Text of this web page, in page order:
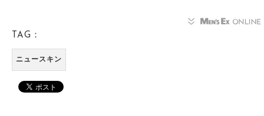
TAG：
ニュースキン